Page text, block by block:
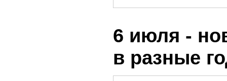
6 июля -
в разные